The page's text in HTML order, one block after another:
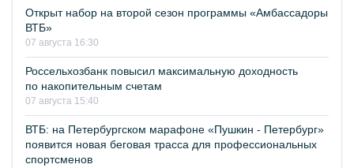
Открыт набор на второй сезон программы «Амбассадоры
ВТБ»
07 августа 16:30
Россельхозбанк повысил максимальную доходность
по накопительным счетам
07 августа 15:40
ВТБ: на Петербургском марафоне «Пушкин - Петербург»
появится новая беговая трасса для профессиональных
спортсменов